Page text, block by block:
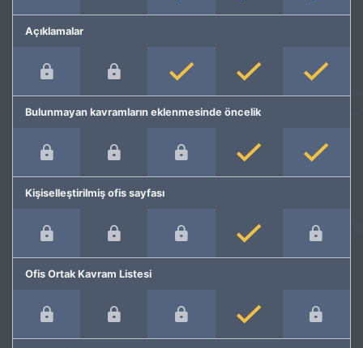
Açıklamalar
Bulunmayan kavramların eklenmesinde öncelik
Kişiselleştirilmiş ofis sayfası
Ofis Ortak Kavram Listesi